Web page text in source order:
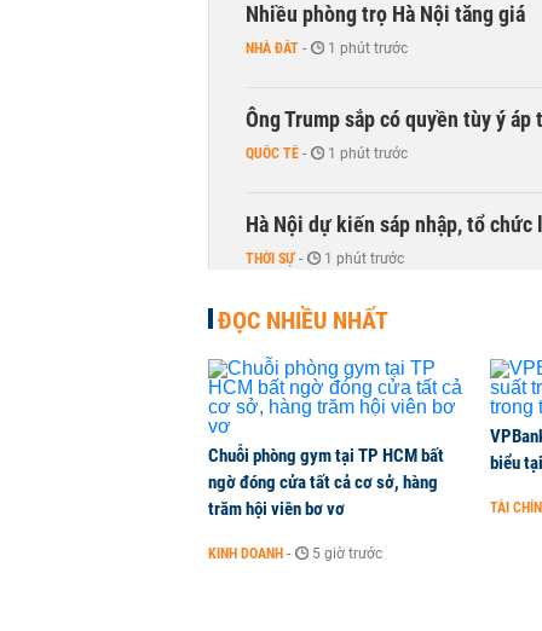
Nhiều phòng trọ Hà Nội tăng giá
NHÀ ĐẤT - 1 phút trước
Ông Trump sắp có quyền tùy ý
QUỐC TẾ - 1 phút trước
Hà Nội dự kiến sáp nhập, tổ chức
THỜI SỰ - 1 phút trước
ĐỌC NHIỀU NHẤT
Chuỗi phòng gym tại TP HCM bất
ngờ đóng cửa tất cả cơ sở, hàng
trăm hội viên bơ vơ
KINH DOANH - 5 giờ trước
biểu
TÀI